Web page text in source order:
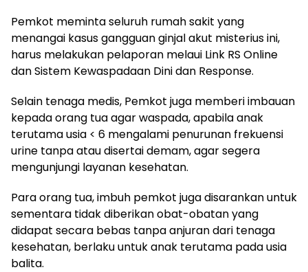
Pemkot meminta seluruh rumah sakit yang
menangai kasus gangguan ginjal akut misterius ini,
harus melakukan pelaporan melaui Link RS Online
dan Sistem Kewaspadaan Dini dan Response.
Selain tenaga medis, Pemkot juga memberi imbauan
kepada orang tua agar waspada, apabila anak
terutama usia < 6 mengalami penurunan frekuensi
urine tanpa atau disertai demam, agar segera
mengunjungi layanan kesehatan.
Para orang tua, imbuh pemkot juga disarankan untuk
sementara tidak diberikan obat-obatan yang
didapat secara bebas tanpa anjuran dari tenaga
kesehatan, berlaku untuk anak terutama pada usia
balita.